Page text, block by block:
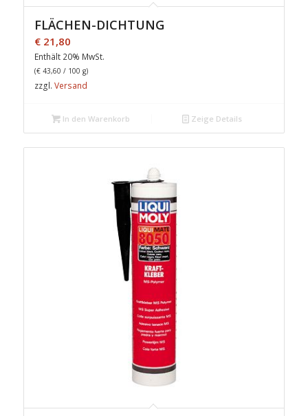
FLÄCHEN-DICHTUNG
€21,80
Enthält 20% MwSt.
(€43,60 / 100 g)
zzgl. Versand
In den Warenkorb Zeige Details